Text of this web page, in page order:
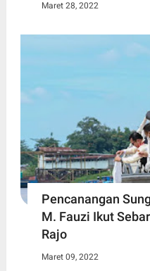
Maret 28, 2022
Pencanangan
M. Fauzi Ikut
Rajo
Maret 09, 2022